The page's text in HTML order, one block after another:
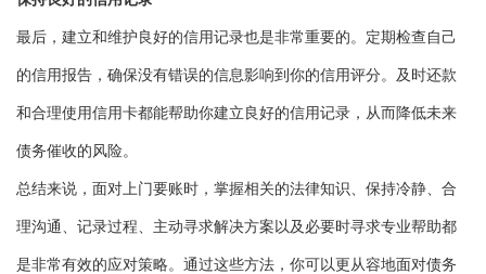
最后，建立和维护良好的信用记录也是非常重要的。定期检查自己
的信用报告，确保没有错误的信息影响到你的信用评分。及时还款
和合理使用信用卡都能帮助你建立良好的信用记录，从而降低未来
债务催收的风险。
总结来说，面对上门要账时，掌握相关的法律知识、保持冷静、合
理沟通、记录过程、主动寻求解决方案以及必要时寻求专业帮助都
是非常有效的应对策略。通过这些方法，你可以更从容地面对债务